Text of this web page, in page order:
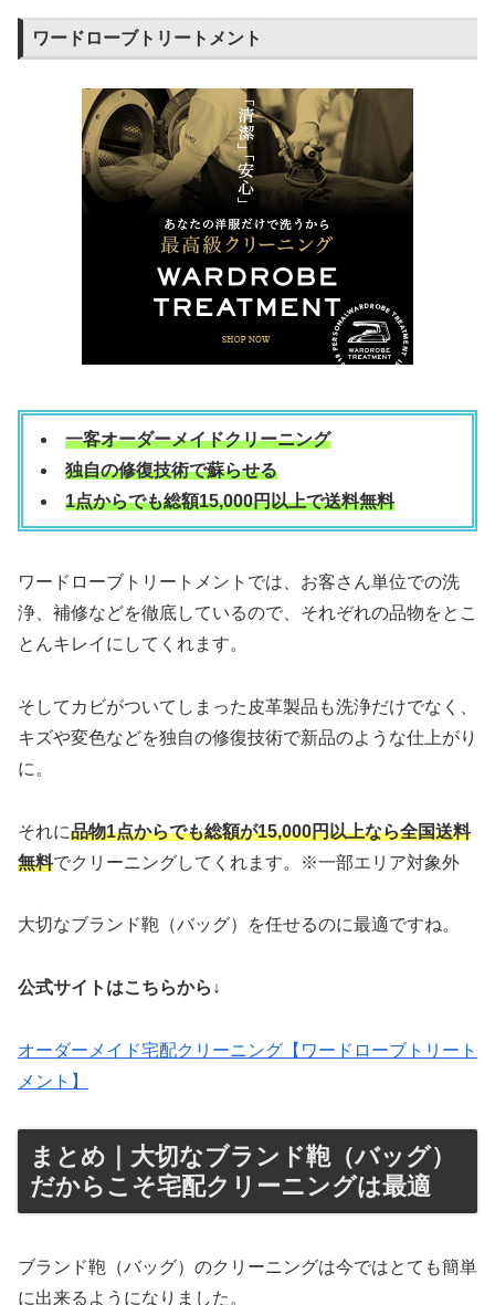
ワードローブトリートメント
一客オーダーメイドクリーニング
独自の修復技術で蘇らせる
1点からでも総額15,000円以上で送料無料
ワードローブトリートメントでは、お客さん単位での洗
浄、補修などを徹底しているので、それぞれの品物をとこ
とんキレイにしてくれます。
そしてカビがついてしまった皮革製品も洗浄だけでなく、
キズや変色などを独自の修復技術で新品のような仕上がり
に。
それに品物1点からでも総額が15,000円以上なら全国送料
無料でクリーニングしてくれます。※一部エリア対象外
大切なブランド鞄（バッグ）を任せるのに最適ですね。
公式サイトはこちらから↓
オーダーメイド宅配クリーニング【ワードローブトリート
メント】
まとめ｜大切なブランド鞄（バッグ）
だからこそ宅配クリーニングは最適
ブランド鞄（バッグ）のクリーニングは今ではとても簡単
に出来るようになりました。